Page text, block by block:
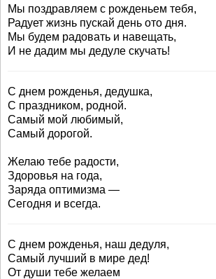
Мы поздравляем с рожденьем тебя,
Радует жизнь пускай день ото дня.
Мы будем радовать и навещать,
И не дадим мы дедуле скучать!
С днем рожденья, дедушка,
С праздником, родной.
Самый мой любимый,
Самый дорогой.
Желаю тебе радости,
Здоровья на года,
Заряда оптимизма —
Сегодня и всегда.
С днем рожденья, наш дедуля,
Самый лучший в мире дед!
От души тебе желаем